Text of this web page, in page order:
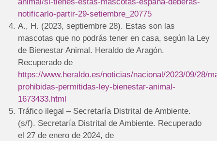
notificarlo-partir-29-setiembre_20775
A., H. (2023, septiembre 28). Estas son las
mascotas que no podrás tener en casa, según la Ley
de Bienestar Animal. Heraldo de Aragón.
Recuperado de
https://www.heraldo.es/noticias/nacional/2023/09/28/
prohibidas-permitidas-ley-bienestar-animal-
1673433.html
Tráfico ilegal – Secretaría Distrital de Ambiente.
(s/f). Secretaría Distrital de Ambiente. Recuperado
el 27 de enero de 2024, de